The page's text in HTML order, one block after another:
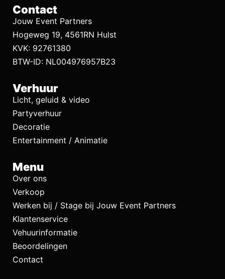
Contact
Jouw Event Partners
Hogeweg 19, 4561RN Hulst
KVK: 92761380
BTW-ID: NL004976957B23
Verhuur
Licht, geluid & video
Partyverhuur
Decoratie
Entertainment / Animatie
Menu
Over ons
Verkoop
Werken bij / Stage bij Jouw Event Partners
Klantenservice
Vehuurinformatie
Beoordelingen
Contact